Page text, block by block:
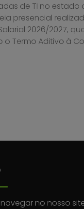
de TI no estado
presencial
2026/2027,
Termo Aditivo à
no nosso